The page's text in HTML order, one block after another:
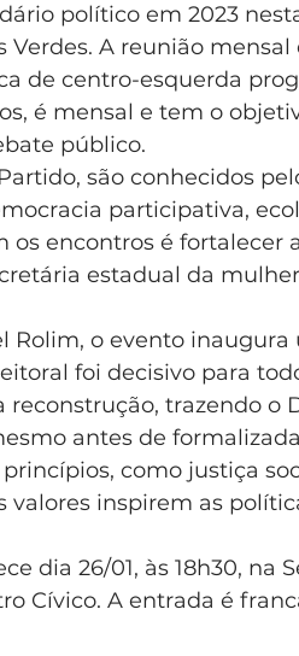
político em 2023
A reunião mensal
de centro-esquerda
é mensal e tem o
público.
são conhecidos
participativa,
os encontros é fortalecer
estadual da
Rolim, o evento inaugura
foi decisivo para
trazendo o
antes de
como justiça
valores inspirem as
dia 26/01, às 18h30, na
Cívico. A entrada é